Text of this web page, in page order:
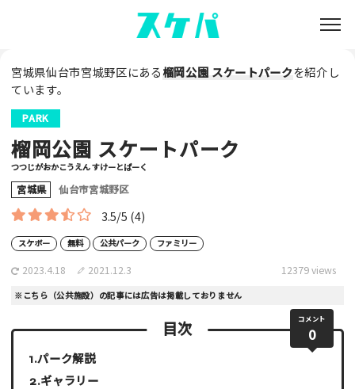
宮城県仙台市宮城野区にある榴岡公園 スケートパークを紹介し
ています。
PARK
榴岡公園 スケートパーク
つつじがおかこうえん すけーとぱーく
宮城県 仙台市宮城野区
3.5/5 (4)
スケボー 無料 公共パーク ファミリー
2023.4.18 2021.12.3 12379 views
※こちら（公共施設）の記事には広告は掲載しておりません
コメント
0
目次
パーク解説
ギャラリー